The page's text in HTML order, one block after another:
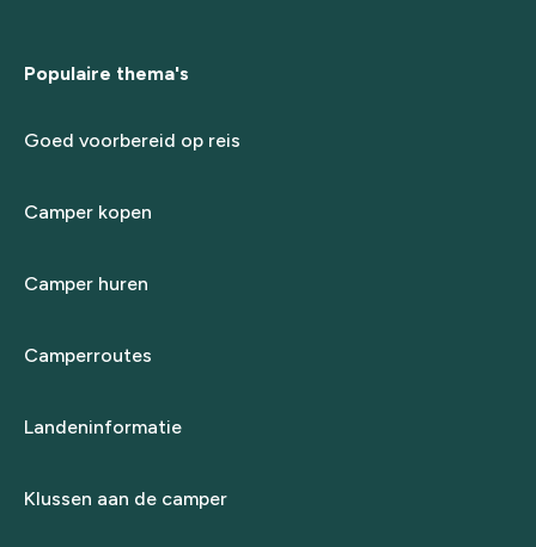
Populaire thema's
Goed voorbereid op reis
Camper kopen
Camper huren
Camperroutes
Landeninformatie
Klussen aan de camper